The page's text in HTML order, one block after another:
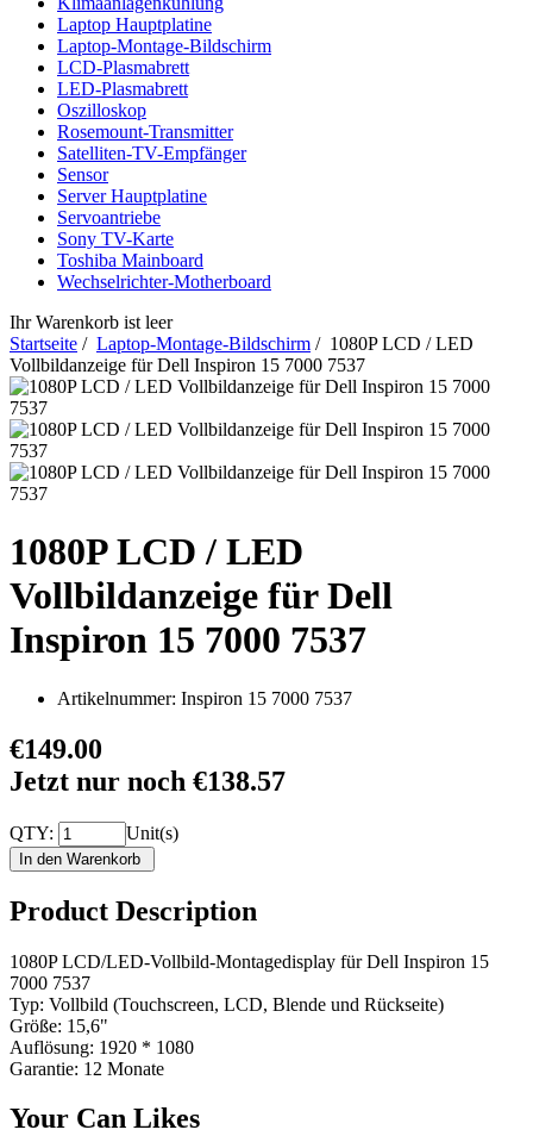
Laptop Hauptplatine
Laptop-Montage-Bildschirm
LCD-Plasmabrett
LED-Plasmabrett
Oszilloskop
Rosemount-Transmitter
Satelliten-TV-Empfänger
Sensor
Server Hauptplatine
Servoantriebe
Sony TV-Karte
Toshiba Mainboard
Wechselrichter-Motherboard
Ihr Warenkorb ist leer
Startseite / Laptop-Montage-Bildschirm / 1080P LCD / LED
Vollbildanzeige für Dell Inspiron 15 7000 7537
1080P LCD / LED
Vollbildanzeige für Dell
Inspiron 15 7000 7537
Artikelnummer: Inspiron 15 7000 7537
€149.00
Jetzt nur noch €138.57
QTY: Unit(s)
Product Description
1080P LCD/LED-Vollbild-Montagedisplay für Dell Inspiron 15
7000 7537
Typ: Vollbild (Touchscreen, LCD, Blende und Rückseite)
Größe: 15,6"
Auflösung: 1920 * 1080
Garantie: 12 Monate
Your Can Likes